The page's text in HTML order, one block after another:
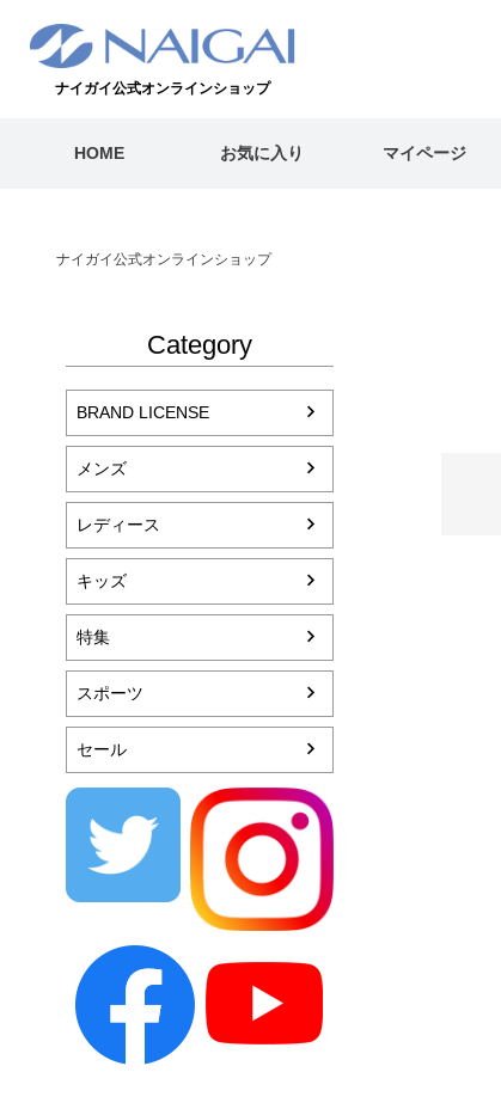
ナイガイ公式オンラインショップ
HOME お気に入り マイページ
ナイガイ公式オンラインショップ
Category
BRAND LICENSE
メンズ
レディース
キッズ
特集
スポーツ
セール